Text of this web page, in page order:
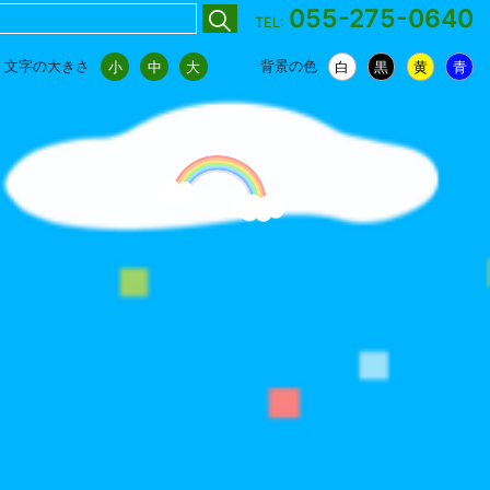
TEL: 055-275-0640
文字の大きさ 小 中 大 背景の色 白 黒 黄 青
小 中 大